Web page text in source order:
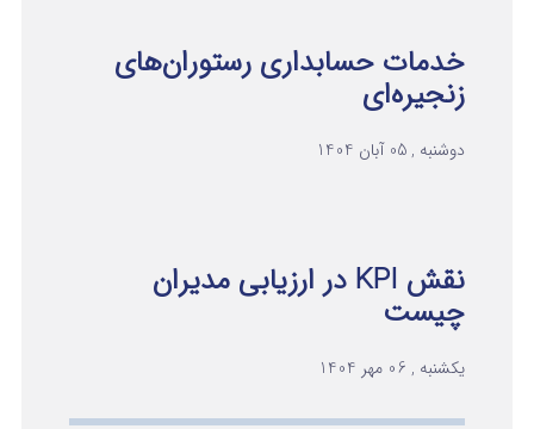
خدمات حسابداری رستوران‌های
زنجیره‌ای
دوشنبه , 05 آبان 1404
نقش KPI در ارزیابی مدیران
چیست
یکشنبه , 06 مهر 1404